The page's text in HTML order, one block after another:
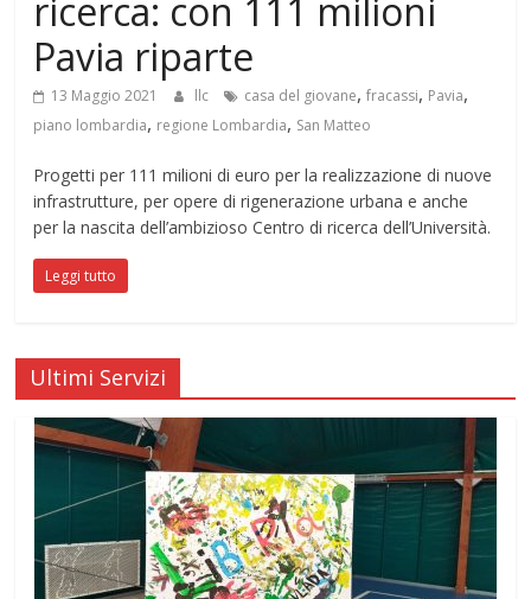
ricerca: con 111 milioni
Pavia riparte
13 Maggio 2021 llc casa del giovane,fracassi, Pavia,
piano lombardia, regione Lombardia, San Matteo
Progetti per 111 milioni di euro per la realizzazione di nuove
infrastrutture, per opere di rigenerazione urbana e anche
per la nascita dell’ambizioso Centro di ricerca dell’Università.
Leggi tutto
Ultimi Servizi